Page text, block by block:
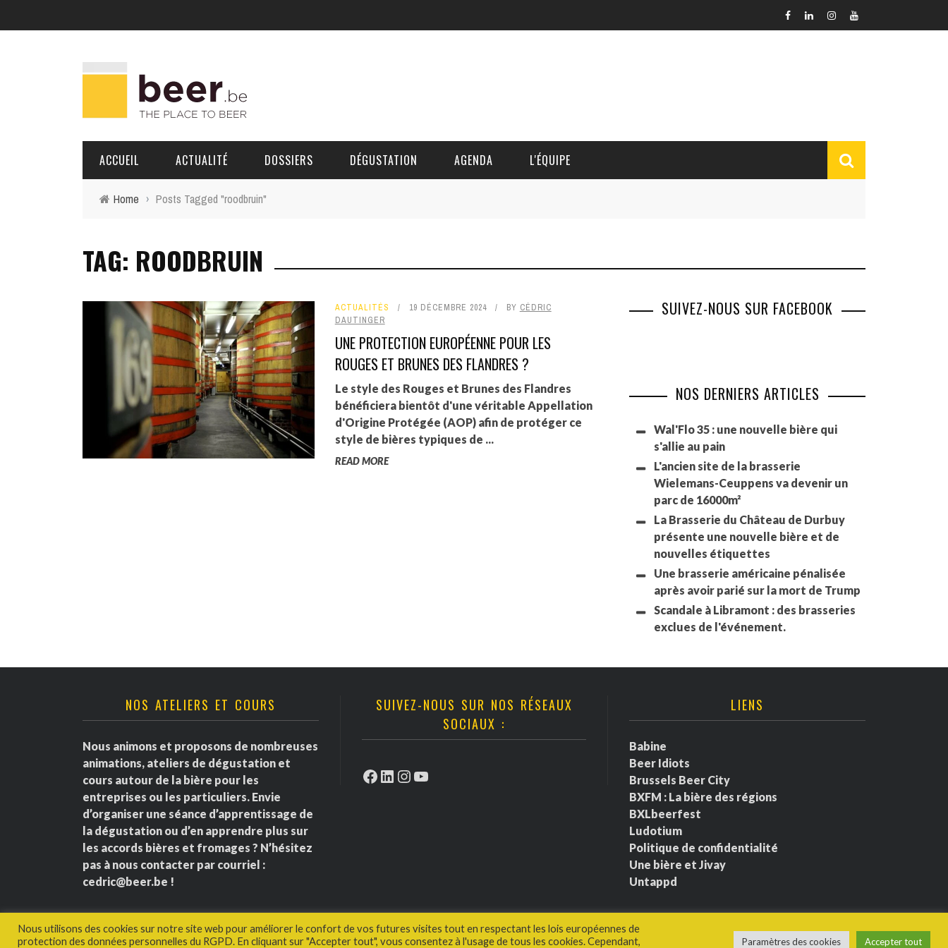
ACCUEIL ACTUALITÉ DOSSIERS
PORTRAITS
DÉGUSTATION AGENDA L'ÉQUIPE
HÉLÈNE SPITAELS
AGALMA PADAW0NE
JEREMY KUPROWSKI
FLORENCE CONSTANTIN
Home › Posts Tagged "roodbruin"
TAG: ROODBRUIN
ACTUALITÉS 19 DÉCEMBRE 2024 BY CÉDRIC
DAUTINGER
UNE PROTECTION EUROPÉENNE POUR LES
ROUGES ET BRUNES DES FLANDRES ?
Le style des Rouges et Brunes des Flandres
bénéficiera bientôt d'une véritable Appellation
d'Origine Protégée (AOP) afin de protéger ce
style de bières typiques de ...
READ MORE
SUIVEZ-NOUS SUR FACEBOOK
NOS DERNIERS ARTICLES
Wal'Flo 35 : une nouvelle bière qui
s'allie au pain
L'ancien site de la brasserie
Wielemans-Ceuppens va devenir un
parc de 16000m²
La Brasserie du Château de Durbuy
présente une nouvelle bière et de
nouvelles étiquettes
Une brasserie américaine pénalisée
après avoir parié sur la mort de Trump
Scandale à Libramont : des brasseries
exclues de l'événement.
NOS ATELIERS ET COURS
Nous animons et proposons de nombreuses
animations, ateliers de dégustation et
cours autour de la bière pour les
entreprises ou les particuliers. Envie
d’organiser une séance d’apprentissage de
la dégustation ou d’en apprendre plus sur
les accords bières et fromages ? N’hésitez
pas à nous contacter par courriel :
cedric@beer.be !
SUIVEZ-NOUS SUR NOS RÉSEAUX
SOCIAUX :
Facebook
LinkedIn
Instagram
YouTube
LIENS
Babine
Beer Idiots
Brussels Beer City
BXFM : La bière des régions
BXLbeerfest
Ludotium
Politique de confidentialité
Une bière et Jivay
Untappd
Nous utilisons des cookies sur notre site web pour améliorer le confort de vos futures visites tout en respectant les lois européennes de
protection des données personnelles du RGPD. En cliquant sur "Accepter tout", vous consentez à l'usage de tous les cookies. Cependant,
Paramètres des cookies Accepter tout